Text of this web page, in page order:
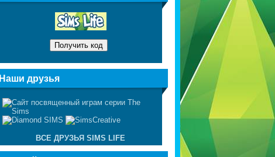
Наши друзья
ВСЕ ДРУЗЬЯ SIMS LIFE